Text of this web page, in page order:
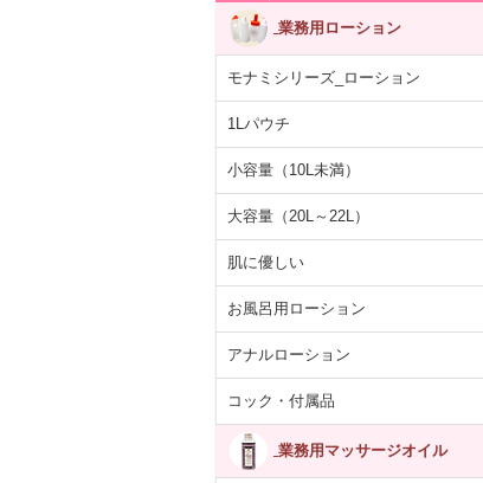
業務用ローション
モナミシリーズ_ローション
1Lパウチ
小容量（10L未満）
大容量（20L～22L）
肌に優しい
お風呂用ローション
アナルローション
コック・付属品
業務用マッサージオイル